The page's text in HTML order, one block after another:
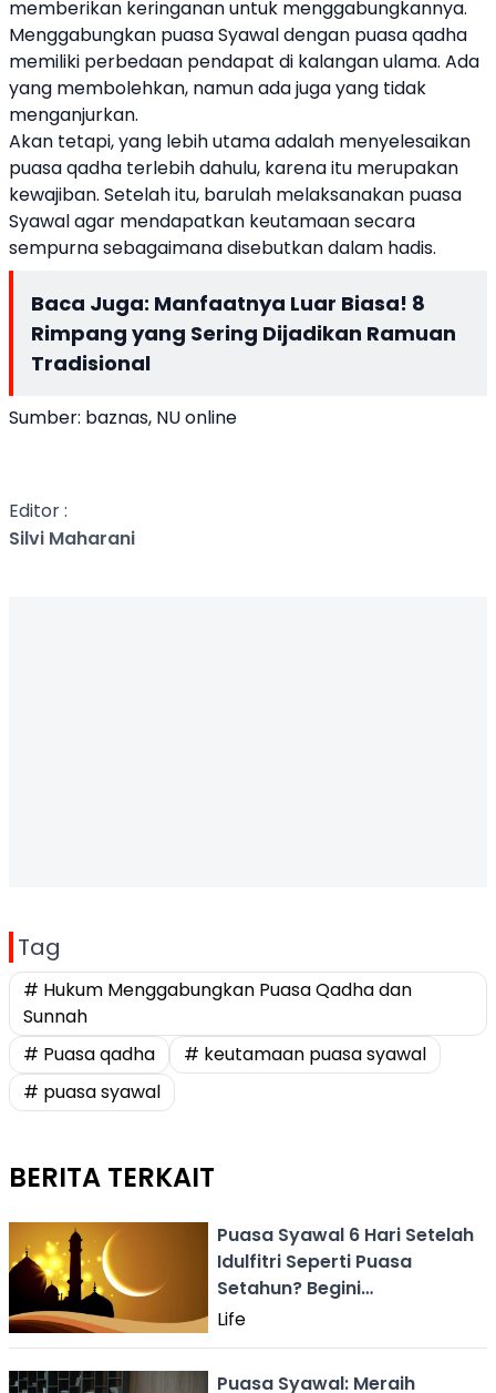
memberikan keringanan untuk menggabungkannya.
Menggabungkan puasa Syawal dengan puasa qadha
memiliki perbedaan pendapat di kalangan ulama. Ada
yang membolehkan, namun ada juga yang tidak
menganjurkan.
Akan tetapi, yang lebih utama adalah menyelesaikan
puasa qadha terlebih dahulu, karena itu merupakan
kewajiban. Setelah itu, barulah melaksanakan puasa
Syawal agar mendapatkan keutamaan secara
sempurna sebagaimana disebutkan dalam hadis.
Baca Juga: Manfaatnya Luar Biasa! 8
Rimpang yang Sering Dijadikan Ramuan
Tradisional
Sumber: baznas, NU online
Editor :
Silvi Maharani
Tag
# Hukum Menggabungkan Puasa Qadha dan
Sunnah
# Puasa qadha
# keutamaan puasa syawal
# puasa syawal
BERITA TERKAIT
Puasa Syawal 6 Hari Setelah
Idulfitri Seperti Puasa
Setahun? Begini
Penjelasannya!
Life
Puasa Syawal: Meraih